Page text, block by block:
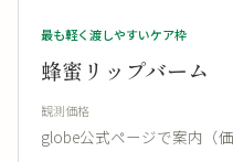
最も軽く渡しやすいケア枠
蜂蜜リップバーム
観測価格
globe公式ページで案内（